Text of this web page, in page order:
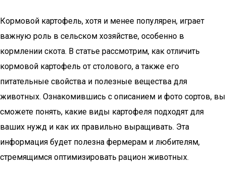
Кормовой картофель, хотя и менее популярен, играет
важную роль в сельском хозяйстве, особенно в
кормлении скота. В статье рассмотрим, как отличить
кормовой картофель от столового, а также его
питательные свойства и полезные вещества для
животных. Ознакомившись с описанием и фото сортов, вы
сможете понять, какие виды картофеля подходят для
ваших нужд и как их правильно выращивать. Эта
информация будет полезна фермерам и любителям,
стремящимся оптимизировать рацион животных.